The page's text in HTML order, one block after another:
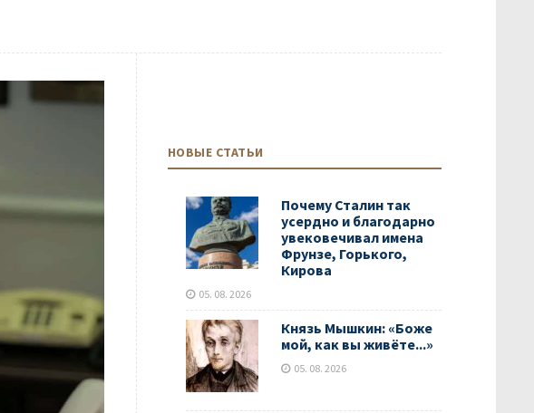
НОВЫЕ СТАТЬИ
Почему Сталин так
усердно и благодарно
увековечивал имена
Фрунзе, Горького,
Кирова
05. 08. 2026
Князь Мышкин: «Боже
мой, как вы живёте...»
05. 08. 2026